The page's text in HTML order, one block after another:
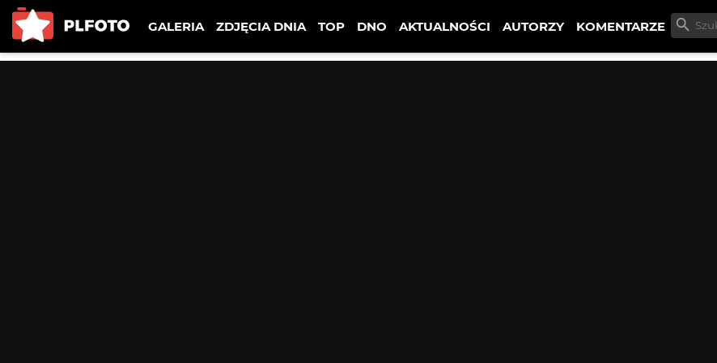
GALERIA ZDJĘCIA DNIA TOP DNO AKTUALNOŚCI AUTORZY KOMENTARZE